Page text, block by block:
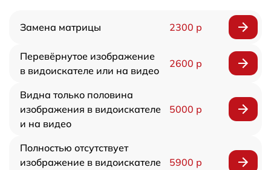
Замена матрицы 2300 р
Перевёрнутое изображение
в видоискателе или на видео
2600 р
Видна только половина
изображения в видоискателе
и на видео
5000 р
Полностью отсутствует
изображение в видоискателе
5900 р